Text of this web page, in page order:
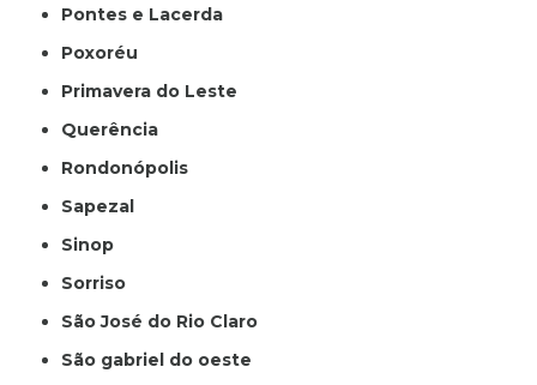
Pontes e Lacerda
Poxoréu
Primavera do Leste
Querência
Rondonópolis
Sapezal
Sinop
Sorriso
São José do Rio Claro
São gabriel do oeste